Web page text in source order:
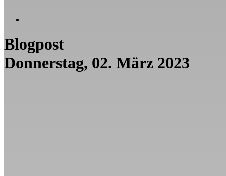
Blogpost
Donnerstag, 02. März 2023